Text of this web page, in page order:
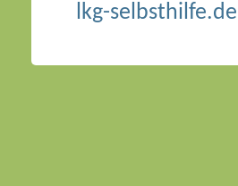
lkg-selbsthilfe.de